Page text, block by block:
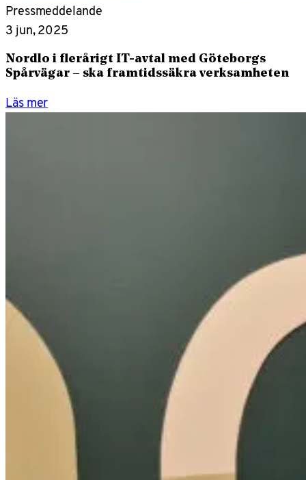
Pressmeddelande
3 jun, 2025
Nordlo i flerårigt IT-avtal med Göteborgs
Spårvägar – ska framtidssäkra verksamheten
Läs mer